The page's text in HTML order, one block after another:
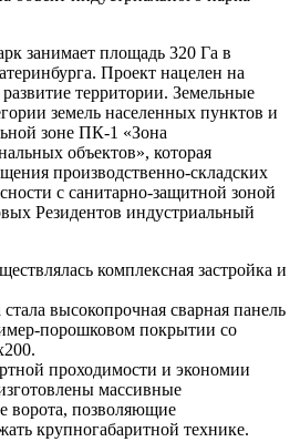
занимает площадь 320 Га в
Проект нацелен на
территории. Земельные
земель населенных пунктов и
зоне ПК-1 «Зона
объектов», которая
производственно-складских
с санитарно-защитной зоной
Резидентов индустриальный
комплексная застройка и
высокопрочная сварная панель
порошковом покрытии со
проходимости и экономии
массивные
ворота, позволяющие
крупногабаритной технике.